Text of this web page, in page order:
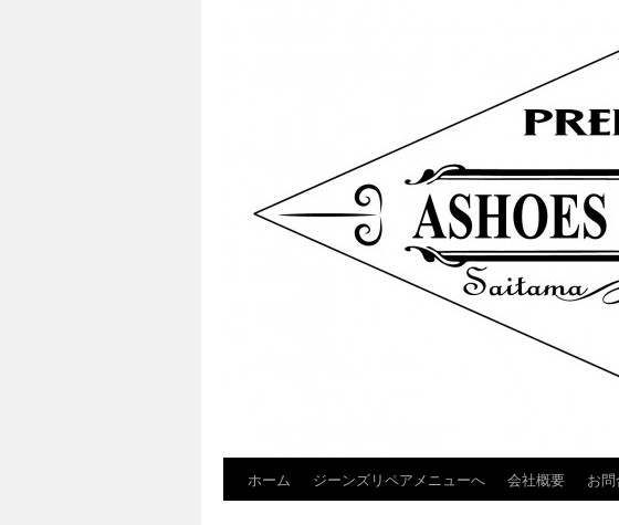
ホーム ジーンズリペアメニューへ 会社概要 お